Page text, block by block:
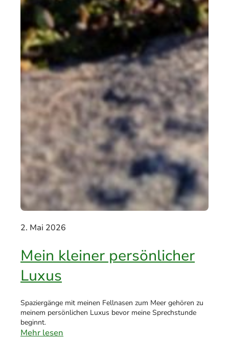
2. Mai 2026
Mein kleiner persönlicher
Luxus
Spaziergänge mit meinen Fellnasen zum Meer gehören zu
meinem persönlichen Luxus bevor meine Sprechstunde
beginnt.
Mehr lesen